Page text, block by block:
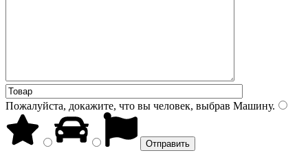
Пожалуйста, докажите, что вы человек, выбрав Машину.